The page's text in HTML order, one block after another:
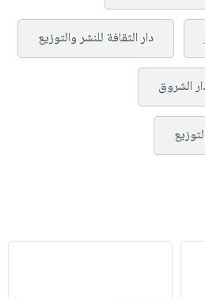
دار الثقافة للنشر والتوزيع
الشروق